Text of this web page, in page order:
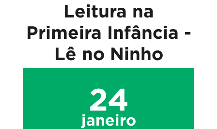
Leitura na
Primeira Infância -
Lê no Ninho
24
janeiro